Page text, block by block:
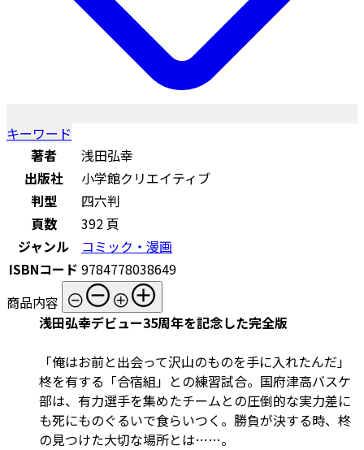
キーワード
著者
浅田弘幸
出版社
小学館クリエイティブ
判型
四六判
頁数
392 頁
ジャンル
コミック・漫画
ISBNコード 9784778038649
商品内容
浅田弘幸デビュー35周年を記念した完全版
「俺はお前と出会って沢山のものを手に入れたんだ」
柊を有する「合宿組」との練習試合。国府津高バスケ
部は、有力選手を集めたチームとの圧倒的な実力差に
も死にものぐるいで食らいつく。勝負が決する時、柊
の見つけた大切な場所とは……。